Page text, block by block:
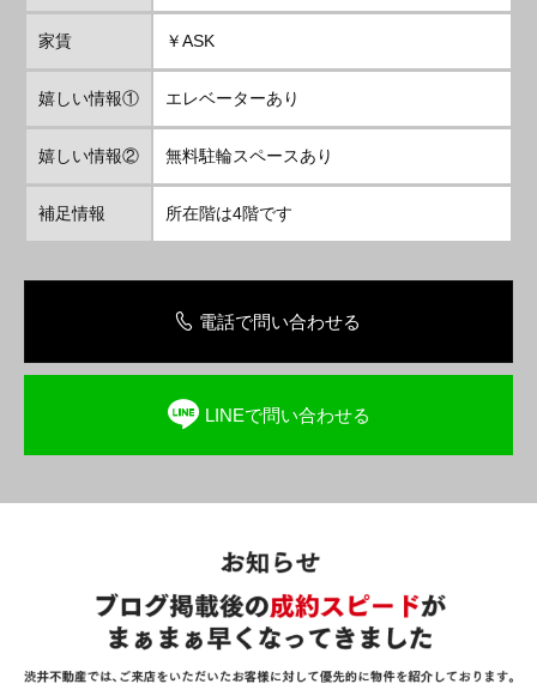
家賃 ￥ASK
嬉しい情報① エレベーターあり
嬉しい情報② 無料駐輪スペースあり
補足情報 所在階は4階です
電話で問い合わせる
LINEで問い合わせる